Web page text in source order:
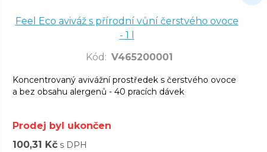
Feel Eco aviváž s přírodní vůní čerstvého ovoce
- 1 l
Kód : V465200001
Koncentrovaný avivážní prostředek s čerstvého ovoce
a bez obsahu alergenů - 40 pracích dávek
Prodej byl ukončen
100,31 Kč s DPH